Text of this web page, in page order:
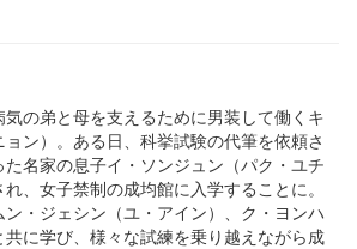
の弟と母を支えるために男装して働くキ
ン）。​ある日、科挙試験の代筆を依頼さ
名家の息子イ・ソンジュン（パク・ユチ
、女子禁制の成均館に入学することに。​
・ジェシン（ユ・アイン）、ク・ヨンハ
共に学び、様々な試練を乗り越えながら成